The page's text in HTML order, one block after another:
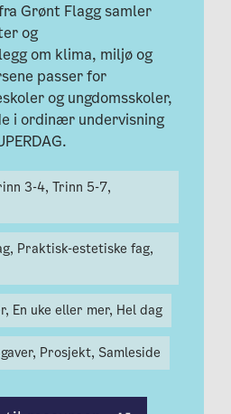
Grønt Flagg samler
og
om klima, miljø og
passer for
og ungdomsskoler,
i ordinær undervisning
3-4, Trinn 5-7,
Praktisk-estetiske fag,
En uke eller mer, Hel dag
Prosjekt, Samleside